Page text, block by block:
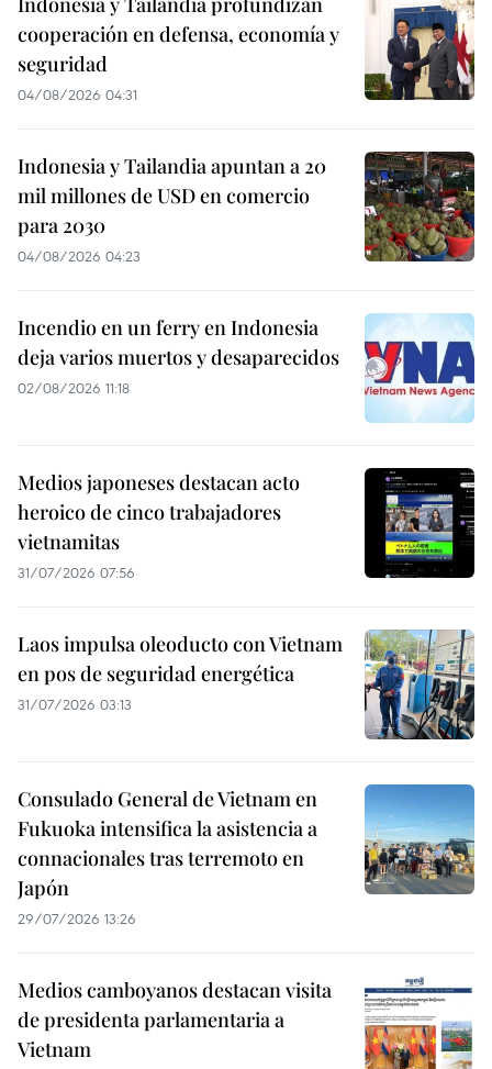
cooperación en defensa, economía y
seguridad
04/08/2026 04:31
Indonesia y Tailandia apuntan a 20
mil millones de USD en comercio
para 2030
04/08/2026 04:23
Incendio en un ferry en Indonesia
deja varios muertos y desaparecidos
02/08/2026 11:18
Medios japoneses destacan acto
heroico de cinco trabajadores
vietnamitas
31/07/2026 07:56
Laos impulsa oleoducto con Vietnam
en pos de seguridad energética
31/07/2026 03:13
Consulado General de Vietnam en
Fukuoka intensifica la asistencia a
connacionales tras terremoto en
Japón
29/07/2026 13:26
Medios camboyanos destacan visita
de presidenta parlamentaria a
Vietnam